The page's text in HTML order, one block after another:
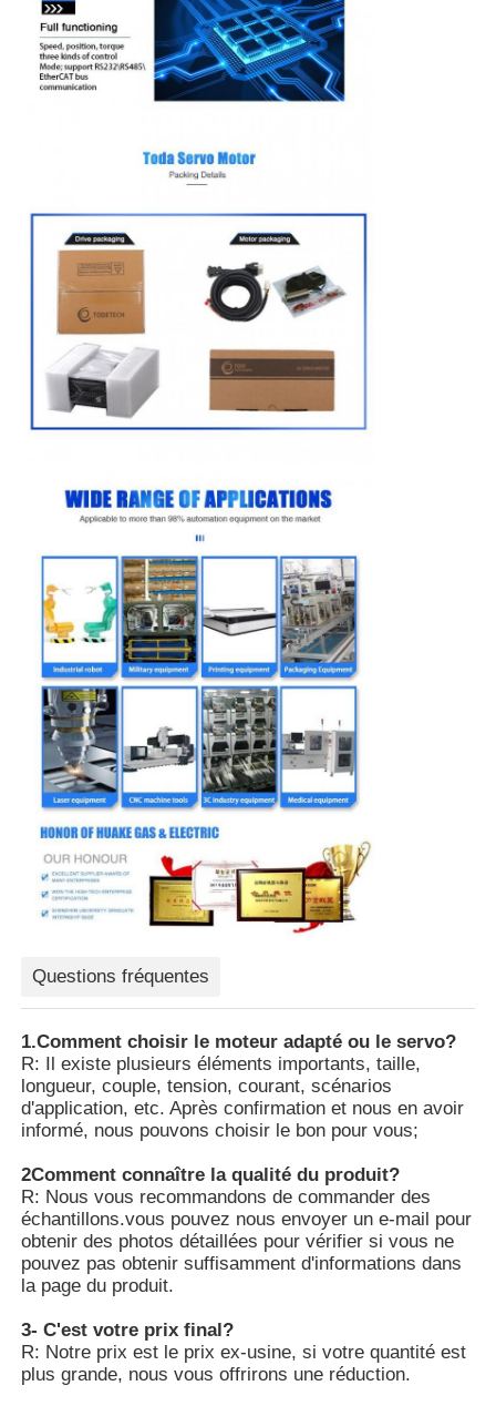
Questions fréquentes
1.Comment choisir le moteur adapté ou le servo?
R: Il existe plusieurs éléments importants, taille,
longueur, couple, tension, courant, scénarios
d'application, etc. Après confirmation et nous en avoir
informé, nous pouvons choisir le bon pour vous;
2Comment connaître la qualité du produit?
R: Nous vous recommandons de commander des
échantillons.vous pouvez nous envoyer un e-mail pour
obtenir des photos détaillées pour vérifier si vous ne
pouvez pas obtenir suffisamment d'informations dans
la page du produit.
3- C'est votre prix final?
R: Notre prix est le prix ex-usine, si votre quantité est
plus grande, nous vous offrirons une réduction.